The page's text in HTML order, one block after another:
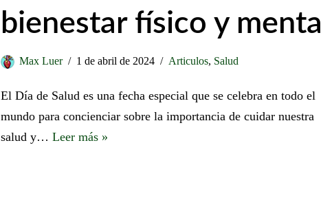
bienestar físico y mental
Max Luer 1 de abril de 2024 Articulos, Salud
El Día de Salud es una fecha especial que se celebra en todo el
mundo para concienciar sobre la importancia de cuidar nuestra
salud y…Leer más »